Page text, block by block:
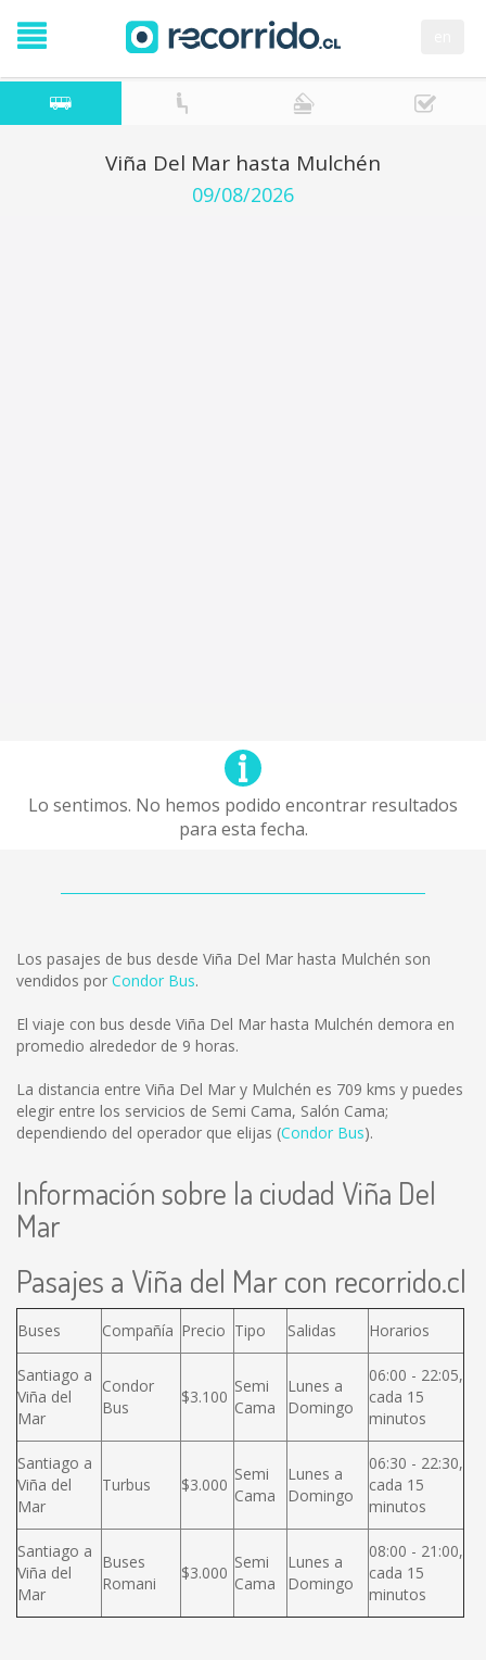
Viña Del Mar hasta Mulchén
09/08/2026
Lo sentimos. No hemos podido encontrar resultados
para esta fecha.
Los pasajes de bus desde Viña Del Mar hasta Mulchén son
vendidos por Condor Bus.
El viaje con bus desde Viña Del Mar hasta Mulchén demora en
promedio alrededor de 9 horas.
La distancia entre Viña Del Mar y Mulchén es 709 kms y puedes
elegir entre los servicios de Semi Cama, Salón Cama;
dependiendo del operador que elijas (Condor Bus).
Información sobre la ciudad Viña Del
Mar
Pasajes a Viña del Mar con recorrido.cl
Buses Compañía Precio Tipo Salidas Horarios
Santiago a
Viña del
Mar
Condor
Bus
$3.100
Semi
Cama
Lunes a
Domingo
06:00 - 22:05,
cada 15
minutos
Santiago a
Viña del
Mar
Turbus $3.000
Semi
Cama
Lunes a
Domingo
06:30 - 22:30,
cada 15
minutos
Santiago a
Viña del
Mar
Buses
Romani
$3.000
Semi
Cama
Lunes a
Domingo
08:00 - 21:00,
cada 15
minutos